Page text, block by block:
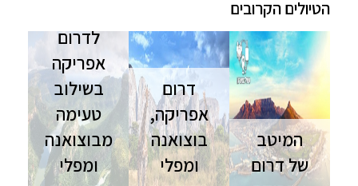
הטיולים הקרובים
המיטב
של דרום
דרום
אפריקה,
בוצואנה
ומפלי
לדרום
אפריקה
בשילוב
טעימה
מבוצואנה
ומפלי